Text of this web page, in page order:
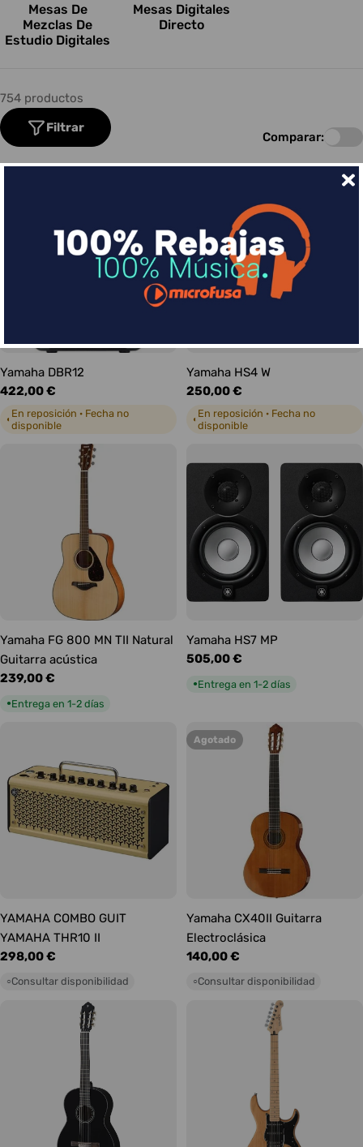
Mesas De
Mezclas De
Estudio Digitales
Mesas Digitales
Directo
754 productos
Filtrar
Comparar:
Yamaha DBR12
Precio
habitual
422,00 €
◐ En reposición · Fecha no
disponible
Yamaha HS4 W
Precio
habitual
250,00 €
◐ En reposición · Fecha no
disponible
Yamaha FG 800 MN TII Natural
Guitarra acústica
Precio
239,00 €
●Entrega en 1-2 días
Yamaha HS7 MP
Precio
505,00 €
●Entrega en 1-2 días
YAMAHA COMBO GUIT
YAMAHA THR10 II
Precio
habitual
298,00 €
○Consultar disponibilidad
Agotado
Yamaha CX40II Guitarra
Electroclásica
Precio
habitual
140,00 €
○Consultar disponibilidad